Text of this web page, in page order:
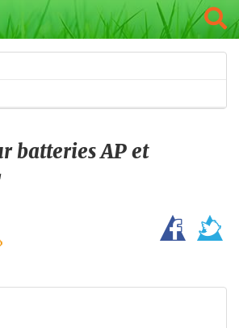
batteries AP et